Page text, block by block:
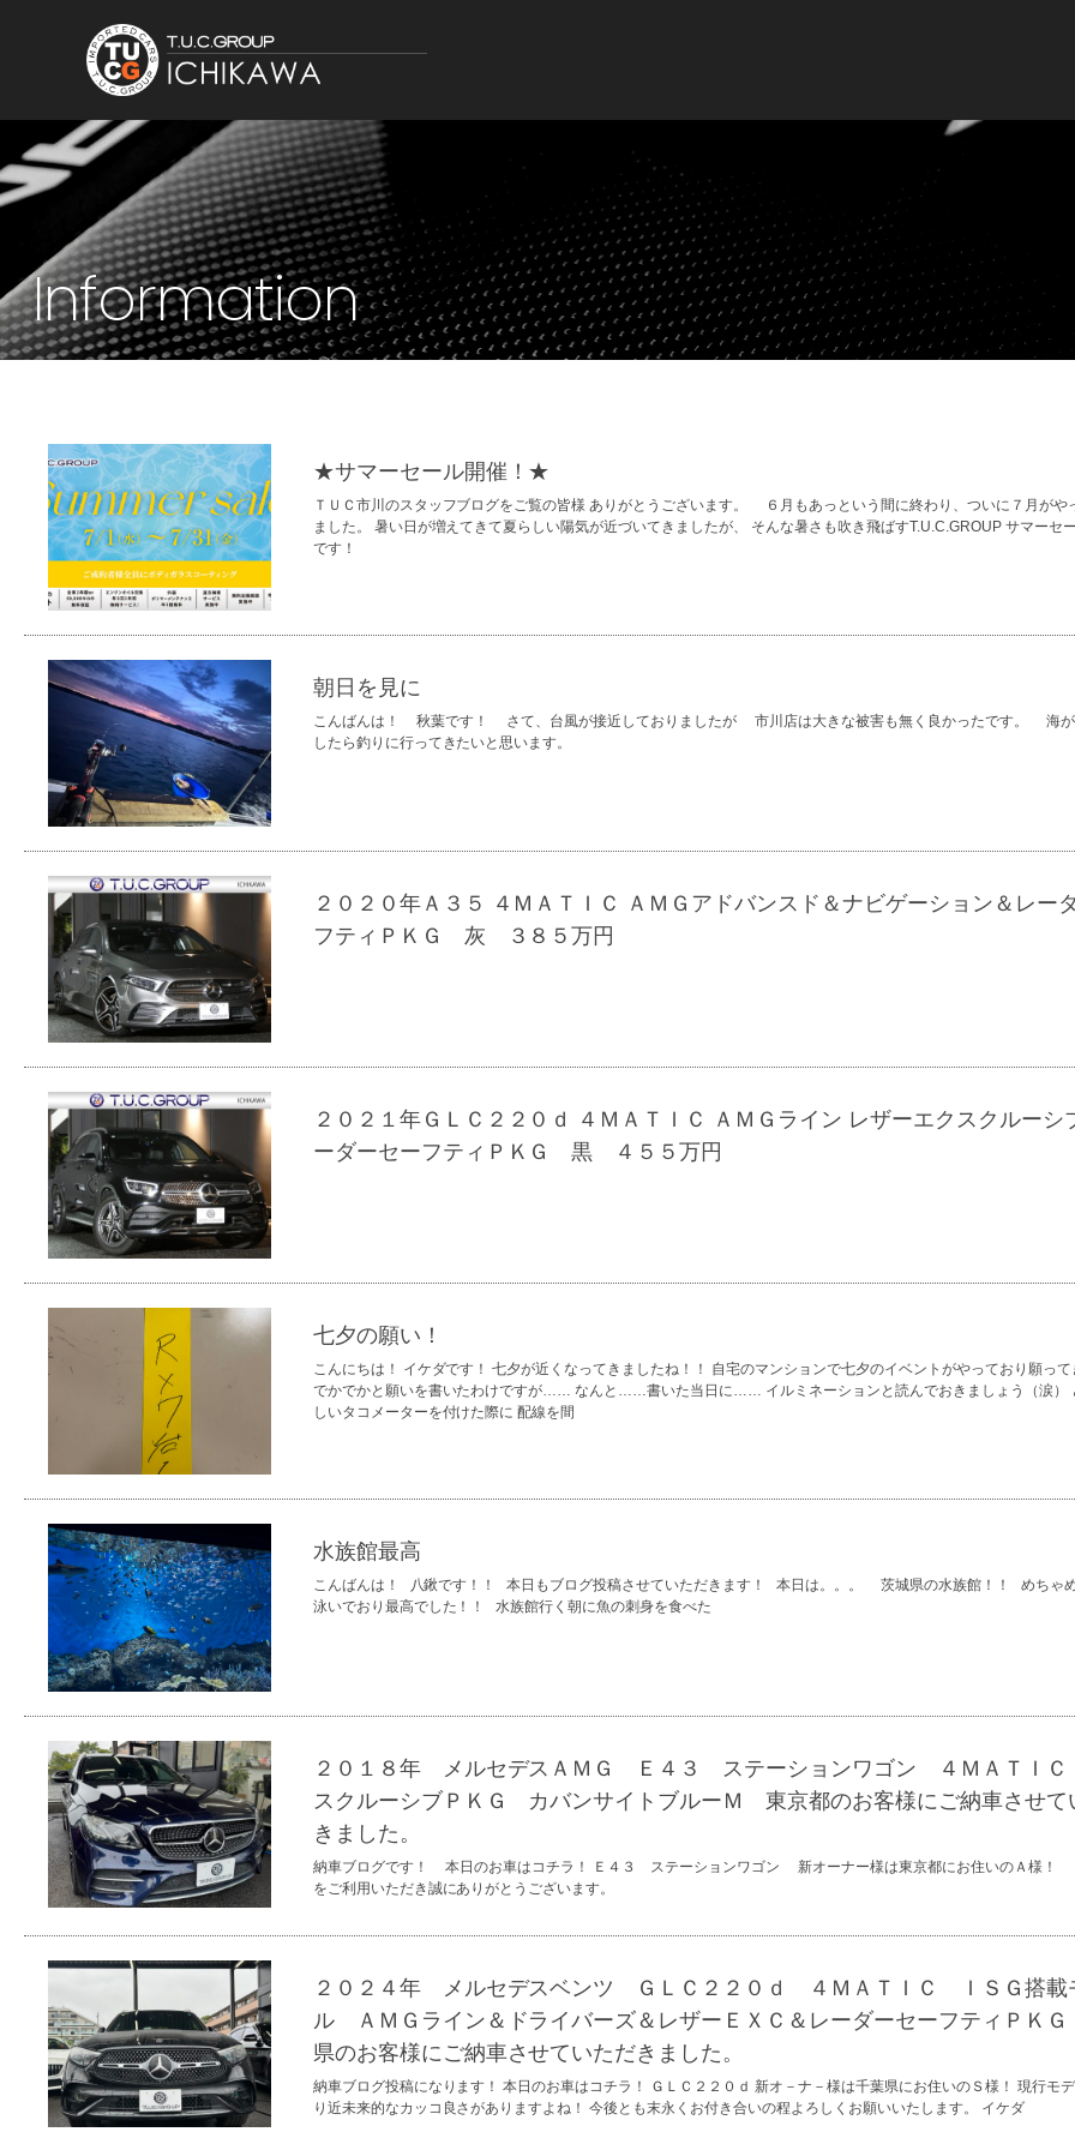
Information
★サマーセール開催！★
ＴＵＣ市川のスタッフブログをご覧の皆様 ありがとうございます。 ６月もあっという間に終わり、ついに７月がや
ました。 暑い日が増えてきて夏らしい陽気が近づいてきましたが、 そんな暑さも吹き飛ばすT.U.C.GROUP サマーセ
です！
朝日を見に
こんばんは！ 秋葉です！ さて、台風が接近しておりましたが 市川店は大きな被害も無く良かったです。 海が
したら釣りに行ってきたいと思います。
２０２０年Ａ３５ ４ＭＡＴＩＣ ＡＭＧアドバンスド＆ナビゲーション＆レー
フティＰＫＧ 灰 ３８５万円
２０２１年ＧＬＣ２２０ｄ ４ＭＡＴＩＣ ＡＭＧライン レザーエクスクルーシ
ーダーセーフティＰＫＧ 黒 ４５５万円
七夕の願い！
こんにちは！ イケダです！ 七夕が近くなってきましたね！！ 自宅のマンションで七夕のイベントがやっており願っ
でかでかと願いを書いたわけですが…… なんと……書いた当日に…… イルミネーションと読んでおきましょう（涙）
しいタコメーターを付けた際に 配線を間
水族館最高
こんばんは！ 八鍬です！！ 本日もブログ投稿させていただきます！ 本日は。。。 茨城県の水族館！！ めちゃ
泳いでおり最高でした！！ 水族館行く朝に魚の刺身を食べた
２０１８年 メルセデスＡＭＧ Ｅ４３ ステーションワゴン ４ＭＡＴＩ
スクルーシブＰＫＧ カバンサイトブルーＭ 東京都のお客様にご納車させて
きました。
納車ブログです！ 本日のお車はコチラ！ Ｅ４３ ステーションワゴン 新オーナー様は東京都にお住いのＡ様！
をご利用いただき誠にありがとうございます。
２０２４年 メルセデスベンツ ＧＬＣ２２０ｄ ４ＭＡＴＩＣ ＩＳＧ搭載
ル ＡＭＧライン＆ドライバーズ＆レザーＥＸＣ＆レーダーセーフティＰＫ
県のお客様にご納車させていただきました。
納車ブログ投稿になります！ 本日のお車はコチラ！ ＧＬＣ２２０ｄ 新オ－ナ－様は千葉県にお住いのＳ様！ 現行モ
り近未来的なカッコ良さがありますよね！ 今後とも末永くお付き合いの程よろしくお願いいたします。 イケダ